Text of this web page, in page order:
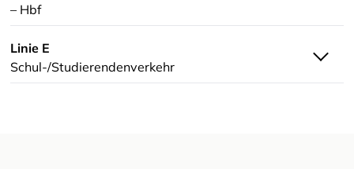
– Hbf
Linie E
Schul-/Studierendenverkehr